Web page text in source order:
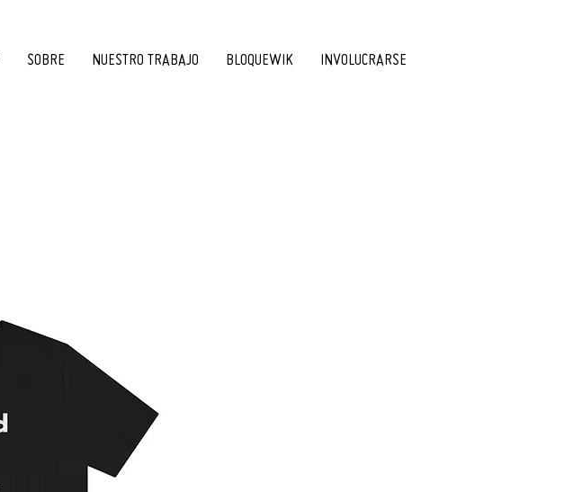
SOBRE NUESTRO TRABAJO BLOQUEWIK INVOLUCRARSE